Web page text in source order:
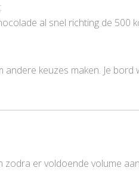
al snel richting de 500
keuzes maken. Je
er voldoende volume